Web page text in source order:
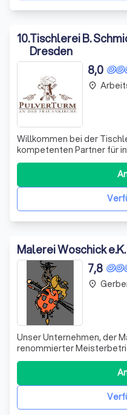
10.Tischlerei B.
Dresden
8,0
Willkommen bei der
kompetenten Partner für
realisieren Ihre Wünsche
Holz in all seiner
von der Möbel- bis zur
durch unsere
place
Malerei Woschick e.K.
7,8
Unser Unternehmen, der
renommierter
Lackiererbranche. Unter
einem erfahrenen Maler-
eine breite Palette an
Expertise erstreckt sich
place